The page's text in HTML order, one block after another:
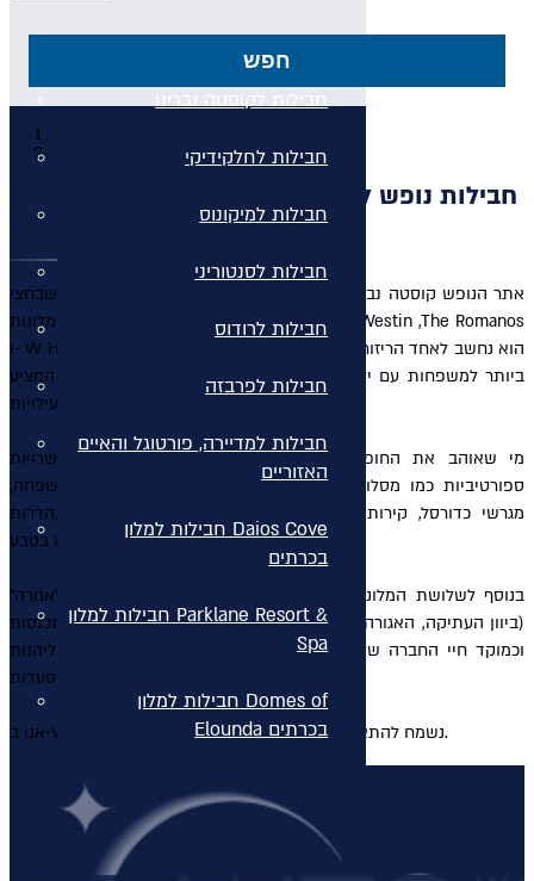
חבילות לקורפו
חבילות לקוסטה נברינו
חבילות לחלקידיקי
חבילות למיקונוס
חבילות לסנטוריני
חבילות לרודוס
חבילות לפרבזה
חבילות למדיירה, פורטוגל והאיים
האזוריים
חבילות למלון Daios Cove
בכרתים
חבילות למלון Parklane Resort &
Spa
חבילות למלון Domes of
Elounda בכרתים
חפש
חבילות-יוקרה-לקוסטה-נברינו
חבילות נופש לקוסטה נברינו בפלופונז עם טיסה
ישירה לקלמטה
אתר הנופש קוסטה נברינו, הממוקם במרחק נסיעה קצר מקלמטה, שבחצי
האי פלופונז בדרום יוון, כולל ארבעה מלונות: The Westin ,The Romanos
ו- W Hotel ו- Mandarin Oriental. הוא נחשב לאחד הריזורטים הידידותיים
ביותר למשפחות עם ילדים ויש בו מיני פארק מים ומתחם ילדים המציע
מי שאוהב את החופשה שלו פעילה, יוכל ליהנות משלל אפשרויות
ספורטיביות כמו מסלולי רכיבה על אופניים שמתאימים לכל המשפחה,
מגרשי כדורסל, קירות טיפוס, טניס וסקווש, אפשרויות צלילה נהדרות
ומסלולי הליכה בטבע.
בנוסף לשלושת המלונות, באתר קוסטה נברינו קיים אזור בילוי, "אגורה"
(ביוון העתיקה, האגורה היתה הכיכר המרכזית ששימשה כמקום התכנסות
וכמוקד חיי החברה של העיר). באגורה של קוסטה נברינו אפשר ליהנות
אנו ב-WTC נשמח להתאים לכם חופשה חלומית בקוסטה נברינו.